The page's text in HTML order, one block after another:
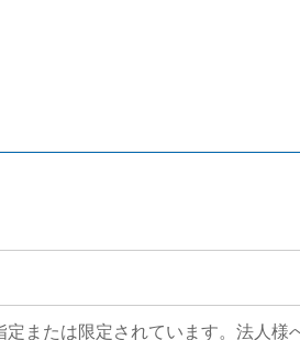
または限定されています。法人様